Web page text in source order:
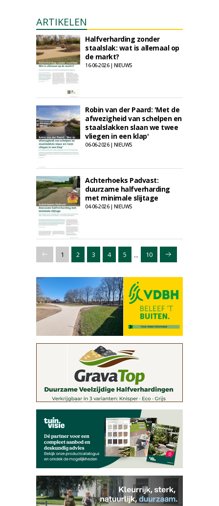
ARTIKELEN
Halfverharding zonder
staalslak: wat is allemaal op
de markt?
16-06-2026 | NIEUWS
Robin van der Paard: 'Met de
afwezigheid van schelpen en
staalslakken slaan we twee
vliegen in een klap'
06-06-2026 | NIEUWS
Achterhoeks Padvast:
duurzame halfverharding
met minimale slijtage
04-06-2026 | NIEUWS
1 2 3 4 5 ... 10